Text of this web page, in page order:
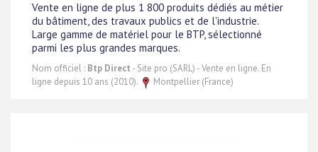
Vente en ligne de plus 1 800 produits dédiés au métier
du bâtiment, des travaux publics et de l'industrie.
Large gamme de matériel pour le BTP, sélectionné
parmi les plus grandes marques.
Nom officiel : Btp Direct - Site pro (SARL) - Vente en ligne. En
ligne depuis 10 ans (2010).
Montpellier (France)